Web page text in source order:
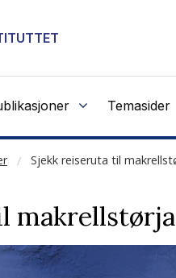
Temasider
Sjekk reiseruta til
makrellstørja